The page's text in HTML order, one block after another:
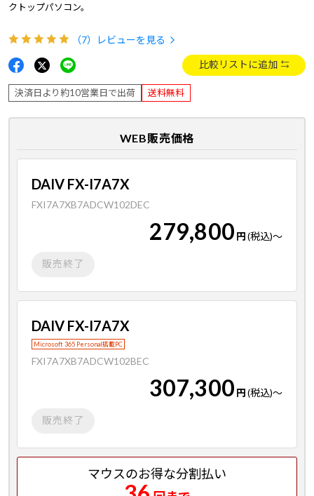
クトップパソコン。
（7） レビューを見る
比較リストに追加
決済日より約10営業日で出荷 送料無料
WEB販売価格
DAIV FX-I7A7X
FXI7A7XB7ADCW102DEC
279,800 円(税込)～
販売終了
DAIV FX-I7A7X
Microsoft 365 Personal搭載PC
FXI7A7XB7ADCW102BEC
307,300 円(税込)～
販売終了
マウスのお得な分割払い